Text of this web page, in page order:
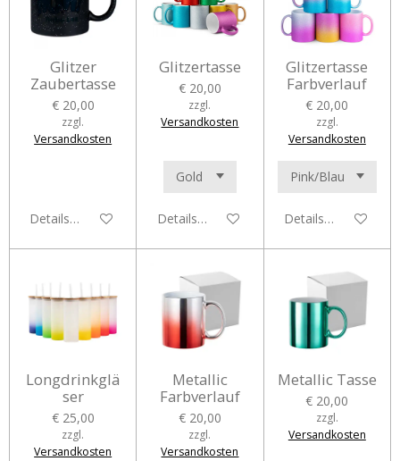
Glitzer
Zaubertasse
€ 20,00
zzgl.
Versandkosten
Details anzeigen
Glitzertasse
€ 20,00
zzgl.
Versandkosten
Details anzeigen
Glitzertasse
Farbverlauf
€ 20,00
zzgl.
Versandkosten
Details anzeigen
Longdrinkglä
ser
€ 25,00
zzgl.
Versandkosten
Metallic
Farbverlauf
€ 20,00
zzgl.
Versandkosten
Metallic Tasse
€ 20,00
zzgl.
Versandkosten